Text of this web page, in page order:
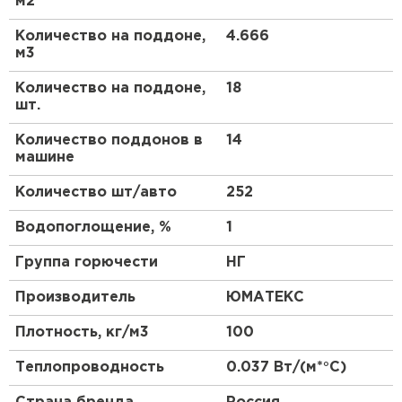
сэкономить на затратах на отопление и
кондиционирование.
Количество на поддоне,
м3
4.666
Количество на поддоне,
шт.
18
Количество поддонов в
машине
14
Количество шт/авто 252
Водопоглощение, % 1
Группа горючести НГ
Производитель ЮМАТЕКС
Плотность, кг/м3 100
Теплопроводность 0.037 Вт/(м*°C)
ПЕРЕЙТИ
ПЕРЕЙТИ
Утеплитель Paroc